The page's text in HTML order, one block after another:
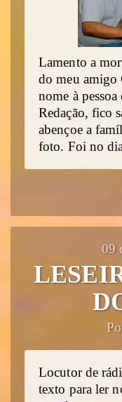
Lamento a
do meu
nome à
Redação, fico
abençoe a
foto. Foi no
09
Locutor de
texto para ler